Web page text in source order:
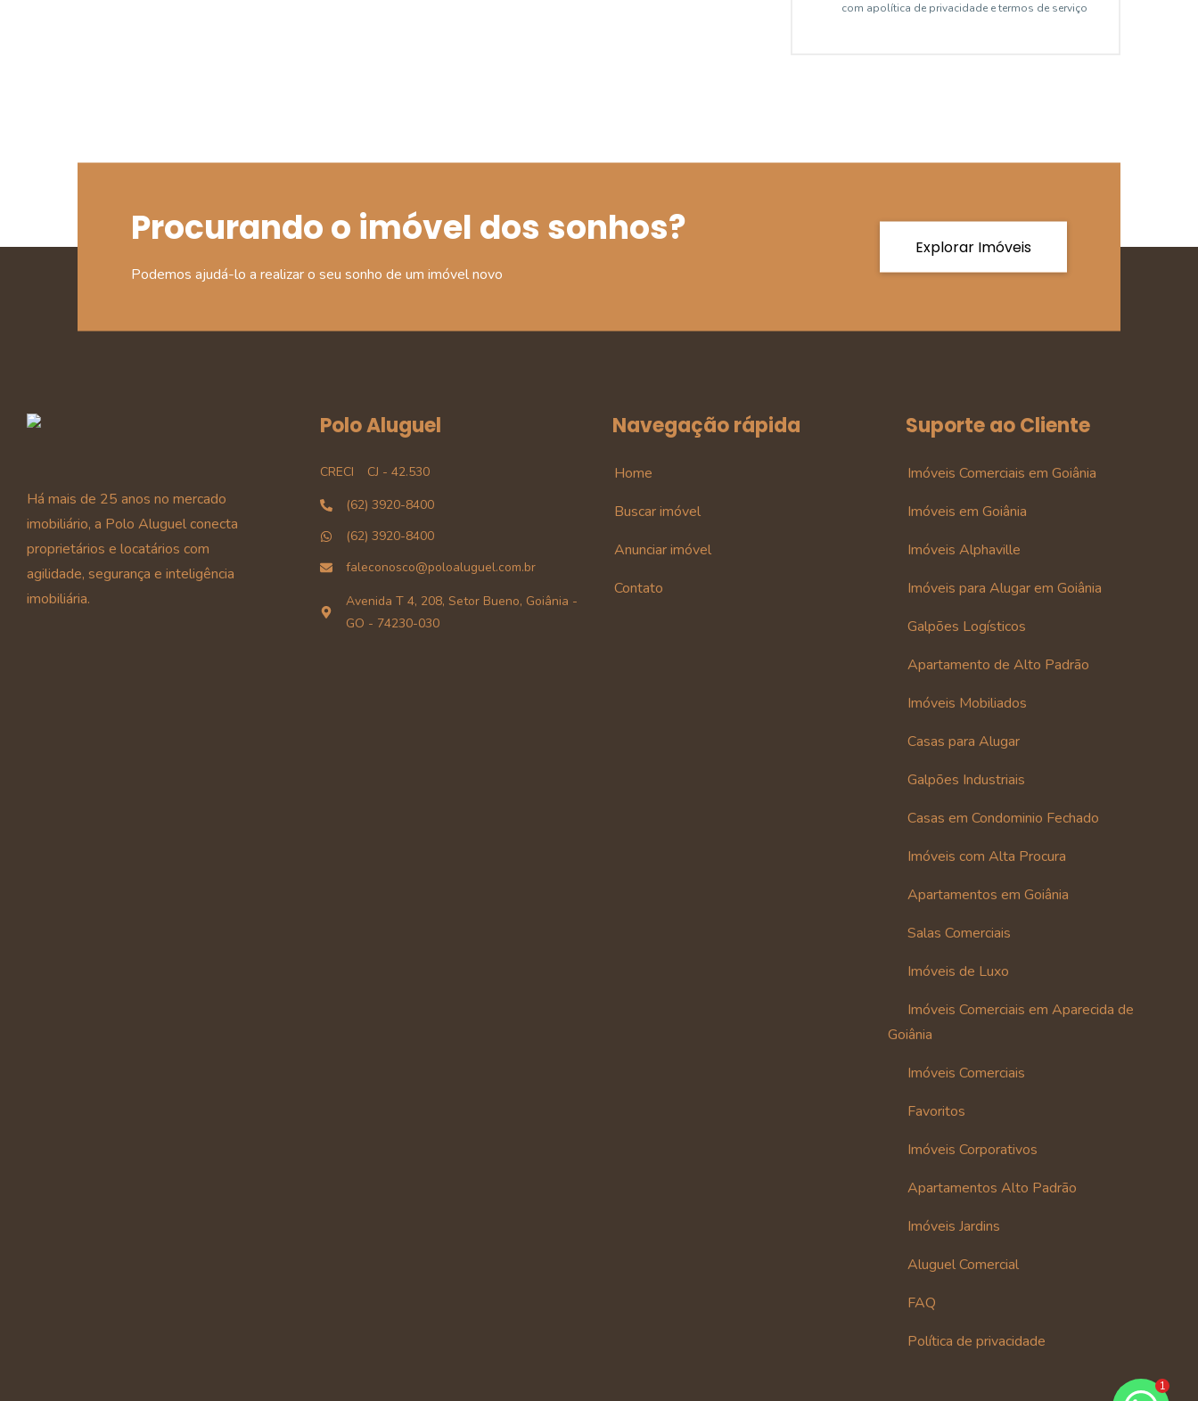
com apolítica de privacidade e termos de serviço
Procurando o imóvel dos sonhos?
Podemos ajudá-lo a realizar o seu sonho de um imóvel novo
Explorar Imóveis
Há mais de 25 anos no mercado
imobiliário, a Polo Aluguel conecta
proprietários e locatários com
agilidade, segurança e inteligência
imobiliária.
Polo Aluguel
CRECI
CJ - 42.530
(62) 3920-8400
(62) 3920-8400
faleconosco@poloaluguel.com.br
Avenida T 4, 208, Setor Bueno, Goiânia -
GO - 74230-030
Navegação rápida
Home
Buscar imóvel
Anunciar imóvel
Contato
Suporte ao Cliente
Imóveis Comerciais em Goiânia
Imóveis em Goiânia
Imóveis Alphaville
Imóveis para Alugar em Goiânia
Galpões Logísticos
Apartamento de Alto Padrão
Imóveis Mobiliados
Casas para Alugar
Galpões Industriais
Casas em Condominio Fechado
Imóveis com Alta Procura
Apartamentos em Goiânia
Salas Comerciais
Imóveis de Luxo
Imóveis Comerciais em Aparecida de
Goiânia
Imóveis Comerciais
Favoritos
Imóveis Corporativos
Apartamentos Alto Padrão
Imóveis Jardins
Aluguel Comercial
FAQ
Política de privacidade
1